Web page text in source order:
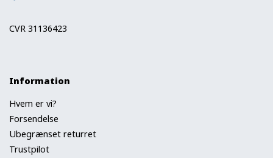
CVR 31136423
Information
Hvem er vi?
Forsendelse
Ubegrænset returret
Trustpilot